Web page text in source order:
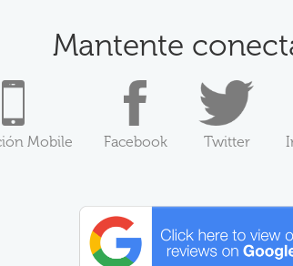
Mantente
Mobile Facebook Twitter